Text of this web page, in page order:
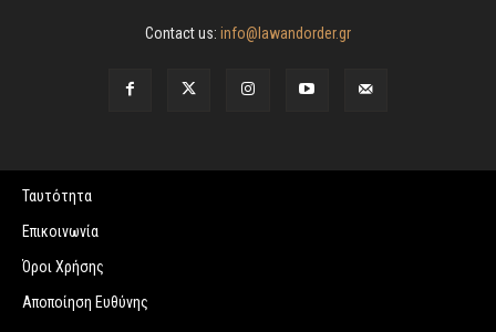
Contact us: info@lawandorder.gr
Ταυτότητα
Επικοινωνία
Όροι Χρήσης
Αποποίηση Ευθύνης